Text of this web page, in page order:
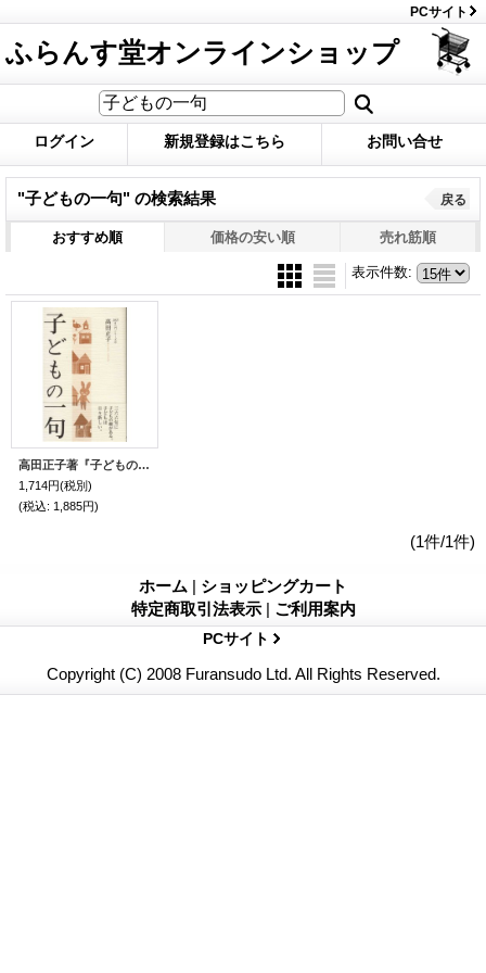
PCサイト
ふらんす堂オンラインショップ
ログイン 新規登録はこちら お問い合せ
"子どもの一句" の検索結果 戻る
おすすめ順 価格の安い順 売れ筋順
表示件数:
高田正子著『子どもの一句』（こどものいっく）
1,714円(税別)
(税込: 1,885円)
(1件/1件)
ホーム | ショッピングカート
特定商取引法表示 | ご利用案内
PCサイト
Copyright (C) 2008 Furansudo Ltd. All Rights Reserved.